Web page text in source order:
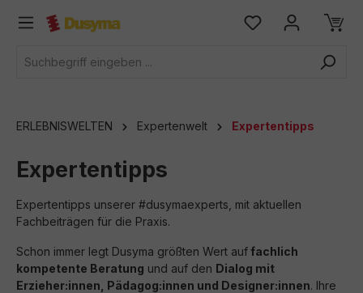
springen
ERLEBNISWELTEN Expertenwelt Expertentipps
Expertentipps
Expertentipps unserer #dusymaexperts, mit aktuellen
Fachbeiträgen für die Praxis.
Schon immer legt Dusyma größten Wert auffachlich
kompetente Beratung und auf den Dialog mit
Erzieher:innen, Pädagog:innen und Designer:innen. Ihre